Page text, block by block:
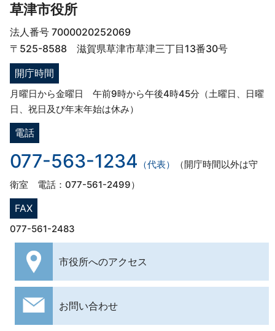
草津市役所
法人番号 7000020252069
〒525-8588 滋賀県草津市草津三丁目13番30号
開庁時間
月曜日から金曜日 午前9時から午後4時45分（土曜日、日曜
日、祝日及び年末年始は休み）
電話
077-563-1234 （代表）
（開庁時間以外は守
衛室 電話：077-561-2499）
FAX
077-561-2483
市役所へのアクセス
お問い合わせ